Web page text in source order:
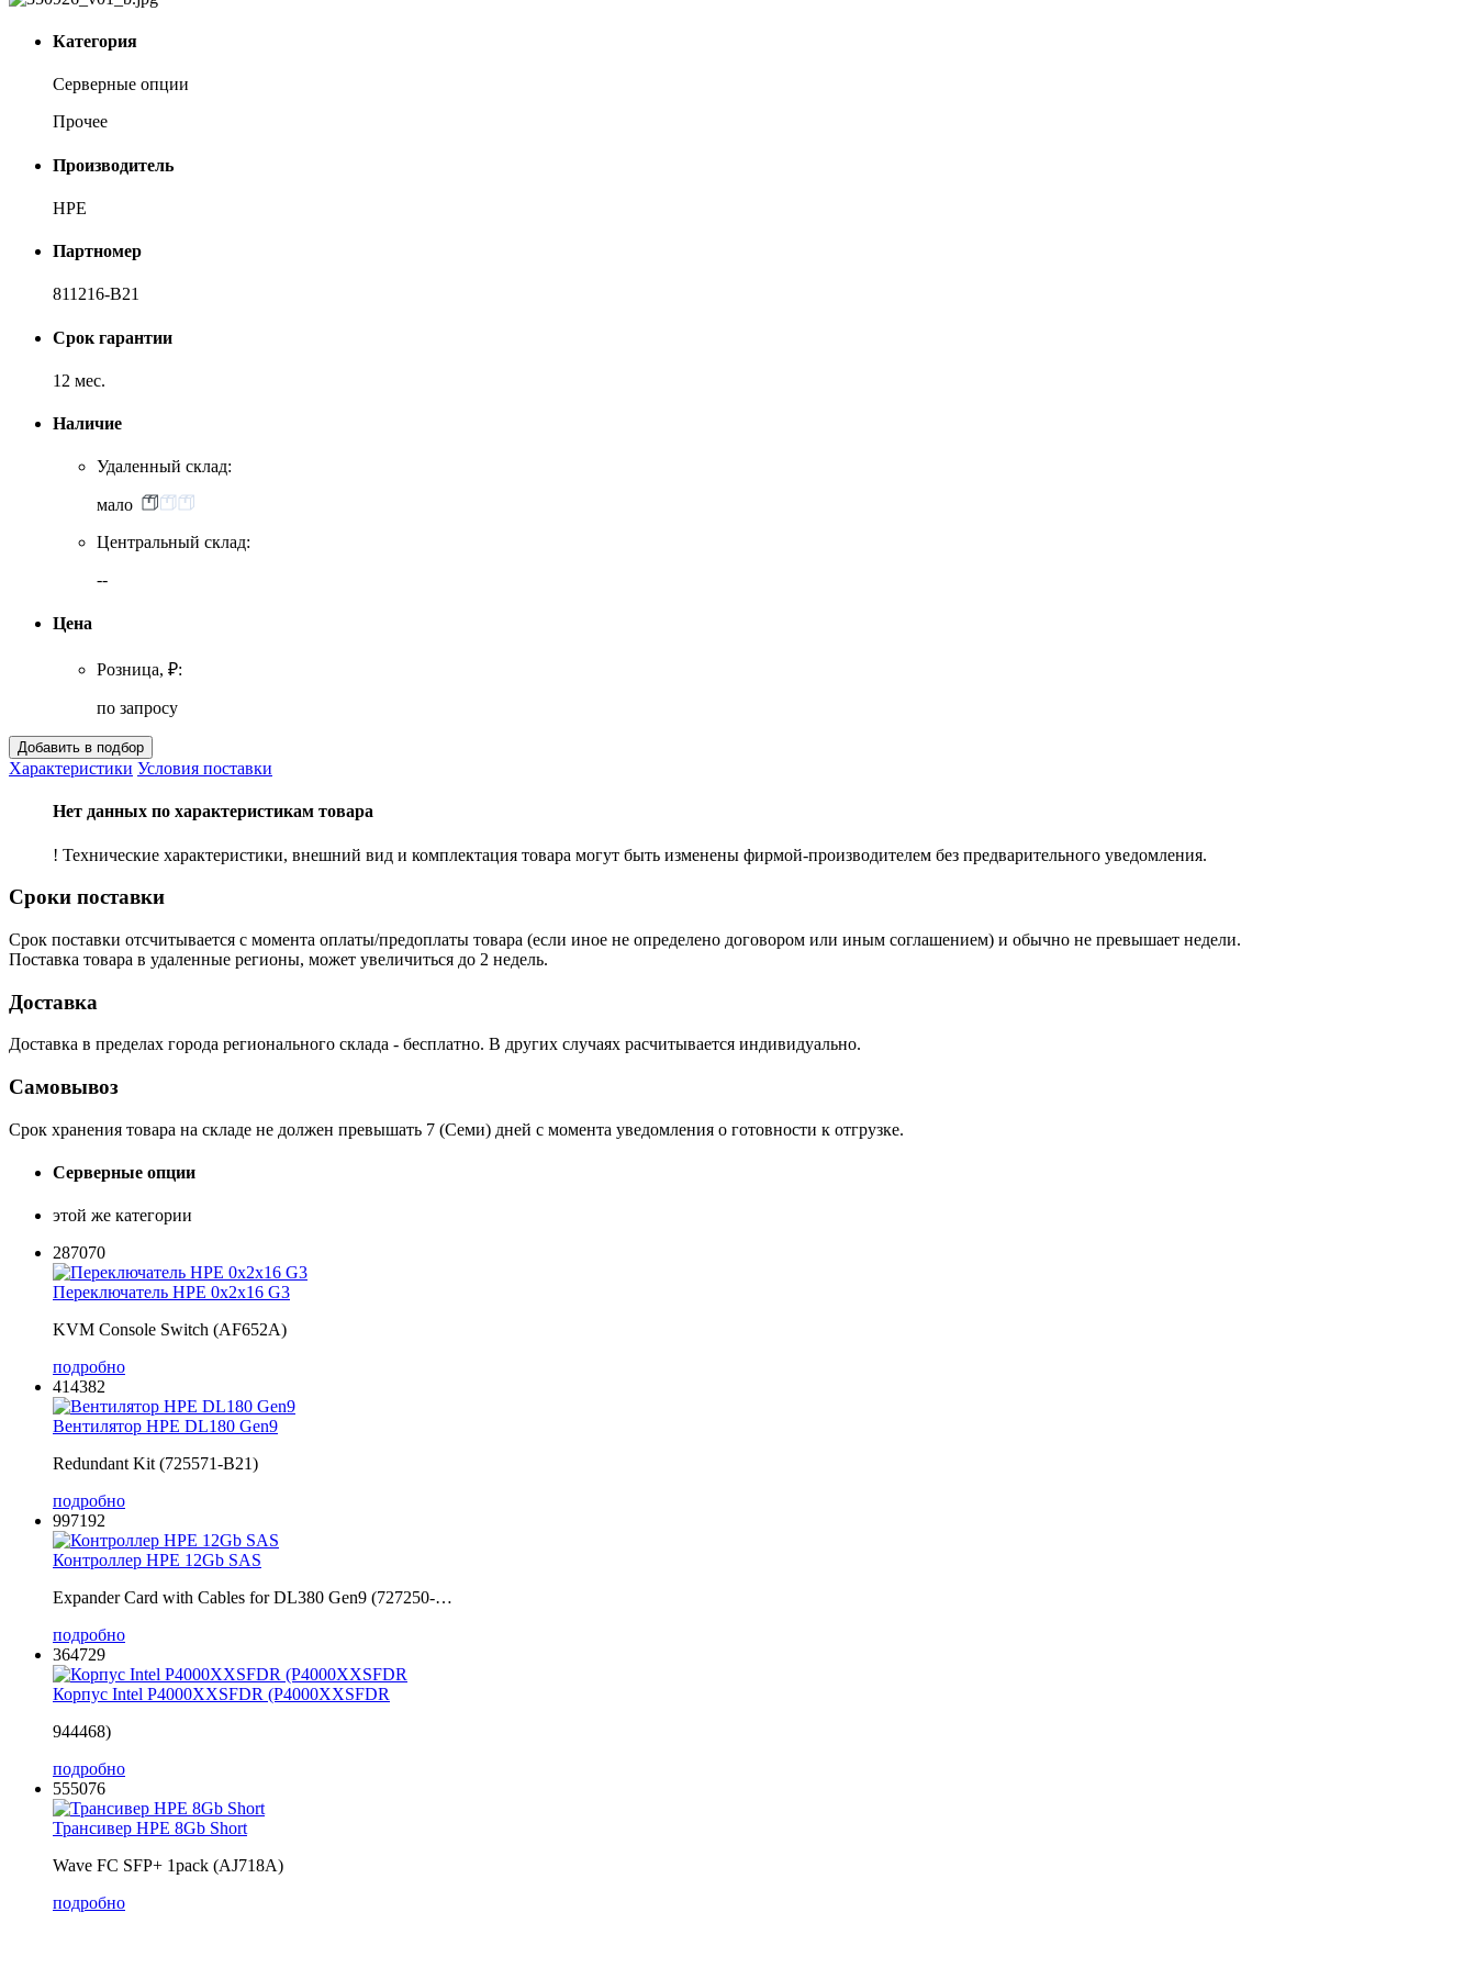
Категория
Серверные опции
Прочее
Производитель
HPE
Партномер
811216-B21
Срок гарантии
12 мес.
Наличие
Удаленный склад:
мало
Центральный склад:
--
Цена
Розница, ₽:
по запросу
Характеристики Условия поставки
Нет данных по характеристикам товара
! Технические характеристики, внешний вид и комплектация товара могут быть изменены фирмой-производителем без предварительного уведомления.
Сроки поставки
Срок поставки отсчитывается с момента оплаты/предоплаты товара (если иное не определено договором или иным соглашением) и обычно не превышает недели.
Поставка товара в удаленные регионы, может увеличиться до 2 недель.
Доставка
Доставка в пределах города регионального склада - бесплатно. В других случаях расчитывается индивидуально.
Самовывоз
Срок хранения товара на складе не должен превышать 7 (Семи) дней с момента уведомления о готовности к отгрузке.
Серверные опции
этой же категории
287070
Переключатель HPE 0x2x16 G3
KVM Console Switch (AF652A)
подробно
414382
Вентилятор HPE DL180 Gen9
Redundant Kit (725571-B21)
подробно
997192
Контроллер HPE 12Gb SAS
Expander Card with Cables for DL380 Gen9 (727250-…
подробно
364729
Корпус Intel P4000XXSFDR (P4000XXSFDR
944468)
подробно
555076
Трансивер HPE 8Gb Short
Wave FC SFP+ 1pack (AJ718A)
подробно